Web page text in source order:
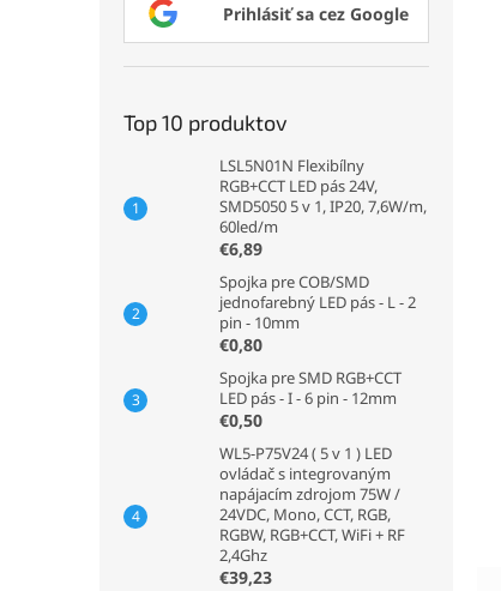
Prihlásiť sa cez Google
Top 10 produktov
LSL5N01N Flexibílny
RGB+CCT LED pás 24V,
SMD5050 5 v 1, IP20, 7,6W/m,
60led/m
€6,89
Spojka pre COB/SMD
jednofarebný LED pás - L - 2
pin - 10mm
€0,80
Spojka pre SMD RGB+CCT
LED pás - I - 6 pin - 12mm
€0,50
WL5-P75V24 ( 5 v 1 ) LED
ovládač s integrovaným
napájacím zdrojom 75W /
24VDC, Mono, CCT, RGB,
RGBW, RGB+CCT, WiFi + RF
2,4Ghz
€39,23